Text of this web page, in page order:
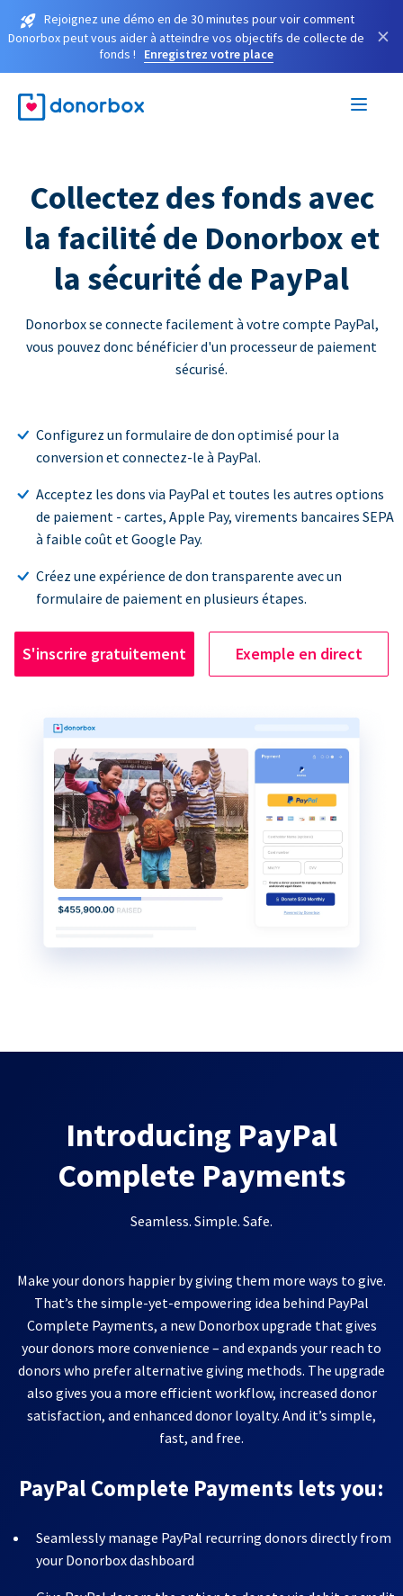
Rejoignez une démo en de 30 minutes pour voir comment
Donorbox peut vous aider à atteindre vos objectifs de collecte de
fonds !
Enregistrez votre place
×
Collectez des fonds avec
la facilité de Donorbox et
la sécurité de PayPal
Donorbox se connecte facilement à votre compte PayPal,
vous pouvez donc bénéficier d'un processeur de paiement
sécurisé.
Configurez un formulaire de don optimisé pour la
conversion et connectez-le à PayPal.
Acceptez les dons via PayPal et toutes les autres options
de paiement - cartes, Apple Pay, virements bancaires SEPA
à faible coût et Google Pay.
Créez une expérience de don transparente avec un
formulaire de paiement en plusieurs étapes.
S'inscrire gratuitement Exemple en direct
Introducing PayPal
Complete Payments
Seamless. Simple. Safe.
Make your donors happier by giving them more ways to give.
That’s the simple-yet-empowering idea behind PayPal
Complete Payments, a new Donorbox upgrade that gives
your donors more convenience – and expands your reach to
donors who prefer alternative giving methods. The upgrade
also gives you a more efficient workflow, increased donor
satisfaction, and enhanced donor loyalty. And it’s simple,
fast, and free.
PayPal Complete Payments lets you:
Seamlessly manage PayPal recurring donors directly from
your Donorbox dashboard